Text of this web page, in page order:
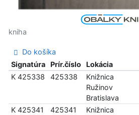
kniha
Do košíka
Signatúra
Prír.číslo Lokácia
K 425338
425338
Knižnica
Ružinov
Bratislava
K 425341
425341
Knižnica